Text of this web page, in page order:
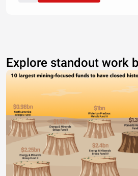
Explore standout work